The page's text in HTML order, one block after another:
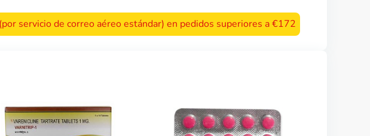
servicio de correo aéreo estándar) en pedidos superiores a €172